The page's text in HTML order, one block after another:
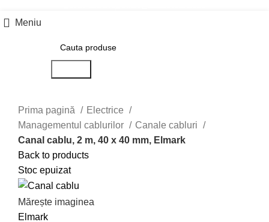
Meniu
Prima pagină
Electrice
Managementul cablurilor
Canale cabluri
Canal cablu, 2 m, 40 x 40 mm, Elmark
Back to products
Stoc epuizat
Mărește imaginea
Elmark